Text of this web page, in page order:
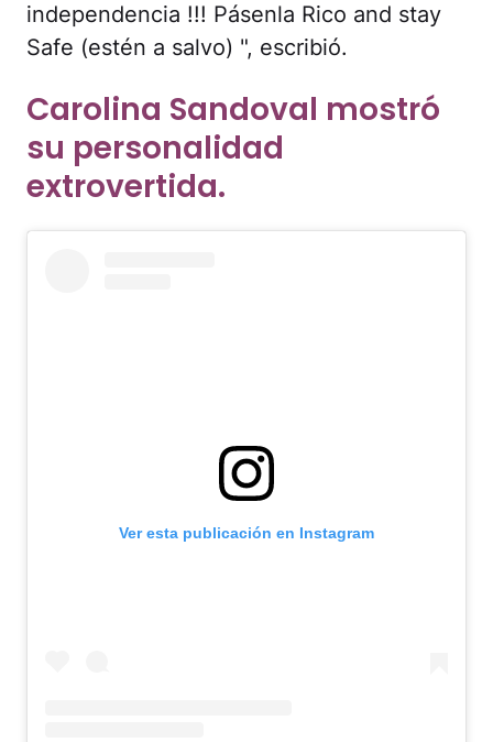
independencia !!! Pásenla Rico and stay
Safe (estén a salvo) ", escribió.
Carolina Sandoval mostró
su personalidad
extrovertida.
Ver esta publicación en Instagram